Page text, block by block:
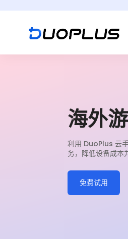
海外
利用 DuoPlus 云
务，降低设备成本
免费试用